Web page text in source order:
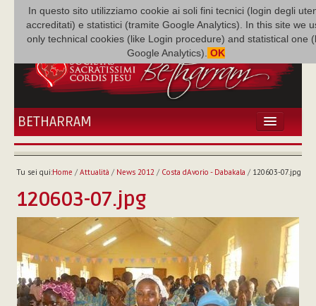
In questo sito utilizziamo cookie ai soli fini tecnici (login degli
accreditati) e statistici (tramite Google Analytics). In this site we
only technical cookies (like Login procedure) and statistical one
Google Analytics). OK
BETHARRAM
HOME
FAMIGLIA
MISSIONE
NEF
MEDIATECA
P. AUGUSTO ETCHECOPAR
Tu sei qui:Home / Attualità / News 2012 / Costa dAvorio - Dabakala / 120603-07.jpg
120603-07.jpg